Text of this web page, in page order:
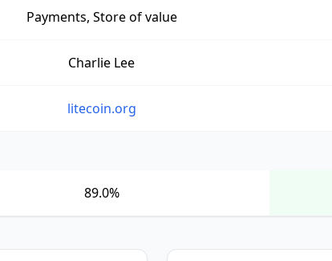
Payments, Store of value
Charlie Lee
litecoin.org
89.0%